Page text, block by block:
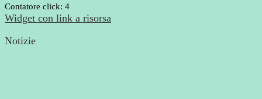
Contatore click: 4
Widget con link a risorsa
Notizie